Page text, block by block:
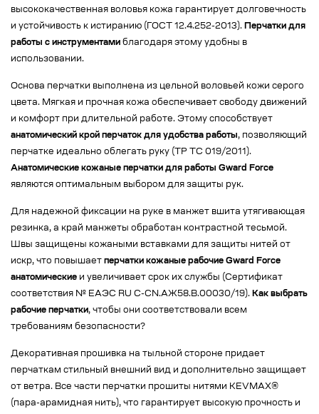
высококачественная воловья кожа гарантирует долговечность
и устойчивость к истиранию (ГОСТ 12.4.252-2013). Перчатки для
работы с инструментами благодаря этому удобны в
использовании.
Основа перчатки выполнена из цельной воловьей кожи серого
цвета. Мягкая и прочная кожа обеспечивает свободу движений
и комфорт при длительной работе. Этому способствует
анатомический крой перчаток для удобства работы, позволяющий
перчатке идеально облегать руку (ТР ТС 019/2011).
Анатомические кожаные перчатки для работы Gward Force
являются оптимальным выбором для защиты рук.
Для надежной фиксации на руке в манжет вшита утягивающая
резинка, а край манжеты обработан контрастной тесьмой.
Швы защищены кожаными вставками для защиты нитей от
искр, что повышает перчатки кожаные рабочие Gward Force
анатомические и увеличивает срок их службы (Сертификат
соответствия № EAЭС RU C-CN.АЖ58.В.00030/19). Как выбрать
рабочие перчатки, чтобы они соответствовали всем
требованиям безопасности?
Декоративная прошивка на тыльной стороне придает
перчаткам стильный внешний вид и дополнительно защищает
от ветра. Все части перчатки прошиты нитями KEVMAX®
(пара-арамидная нить), что гарантирует высокую прочность и